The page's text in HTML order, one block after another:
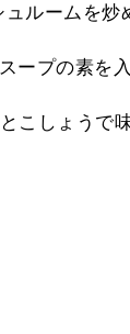
ルームを炒
ープの素を入
こしょうで